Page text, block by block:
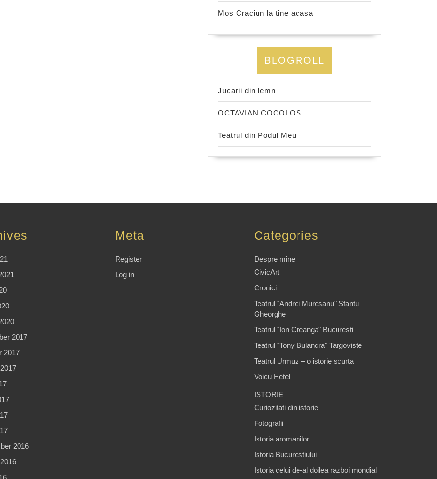
Mos Craciun la tine acasa
BLOGROLL
Jucarii din lemn
OCTAVIAN COCOLOS
Teatrul din Podul Meu
2017
2017
2016
Meta
Register
Log in
Categories
Despre mine
CivicArt
Cronici
Teatrul "Andrei Muresanu" Sfantu
Gheorghe
Teatrul "Ion Creanga" Bucuresti
Teatrul "Tony Bulandra" Targoviste
Teatrul Urmuz – o istorie scurta
Voicu Hetel
ISTORIE
Curiozitati din istorie
Fotografii
Istoria aromanilor
Istoria Bucurestiului
Istoria celui de-al doilea razboi mondial